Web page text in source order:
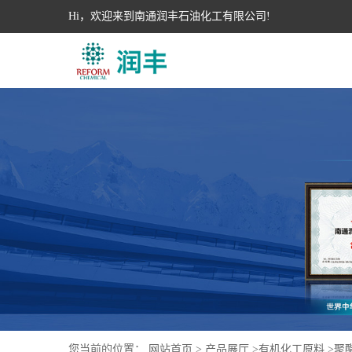
Hi，欢迎来到南通润丰石油化工有限公司!
您当前的位置： 网站首页 > 产品展厅 >有机化工原料 >聚